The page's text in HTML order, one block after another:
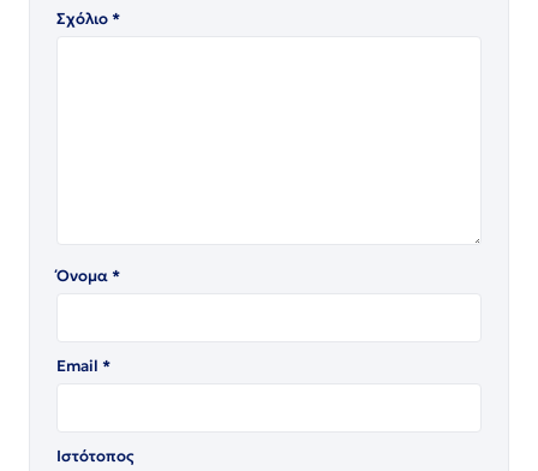
Σχόλιο*
Όνομα*
Email *
Ιστότοπος